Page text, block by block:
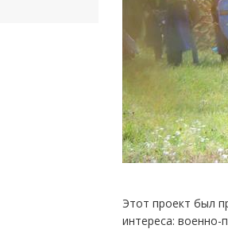
Этот проект был
интереса: военно-